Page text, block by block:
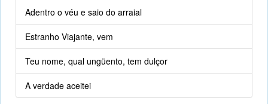
Adentro o véu e saio do arraial
Estranho Viajante, vem
Teu nome, qual ungüento, tem dulçor
A verdade aceitei